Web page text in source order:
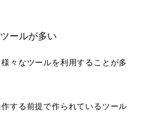
ールが多い
々なツールを利用することが多
する前提で作られているツール